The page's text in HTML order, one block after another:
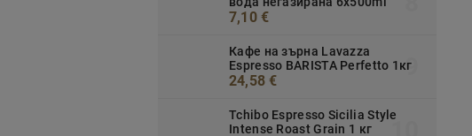
7,10 €
Кафе на зърна Lavazza
Espresso BARISTA Perfetto 1кг
24,58 €
Tchibo Espresso Sicilia Style
Intense Roast Grain 1 кг